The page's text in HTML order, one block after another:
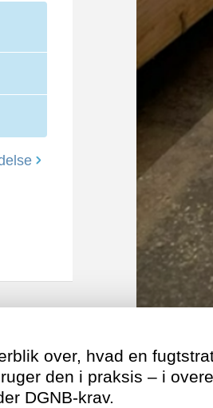
over, hvad en
den i praksis – i
DGNB-krav.